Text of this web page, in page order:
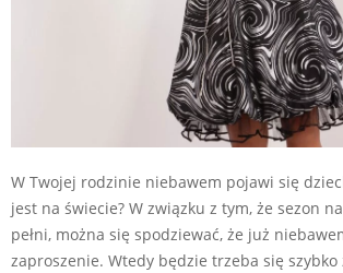
W Twojej rodzinie niebawem pojawi się
jest na świecie? W związku z tym, że sezon
pełni, można się spodziewać, że już
zaproszenie. Wtedy będzie trzeba się szybko